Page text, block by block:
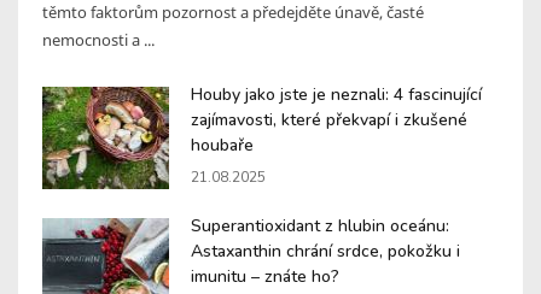
těmto faktorům pozornost a předejděte únavě, časté
nemocnosti a ...
Houby jako jste je neznali: 4 fascinující
zajímavosti, které překvapí i zkušené
houbaře
21.08.2025
Superantioxidant z hlubin oceánu:
Astaxanthin chrání srdce, pokožku i
imunitu – znáte ho?